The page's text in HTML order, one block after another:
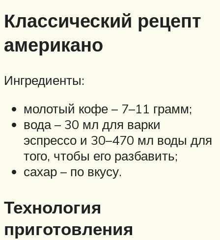
Классический рецепт
американо
Ингредиенты:
молотый кофе – 7–11 грамм;
вода – 30 мл для варки
эспрессо и 30–470 мл воды для
того, чтобы его разбавить;
сахар – по вкусу.
Технология
приготовления